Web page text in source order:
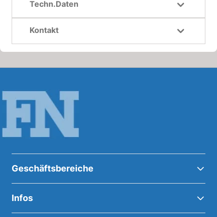
Techn.Daten
Kontakt
Geschäftsbereiche
Infos